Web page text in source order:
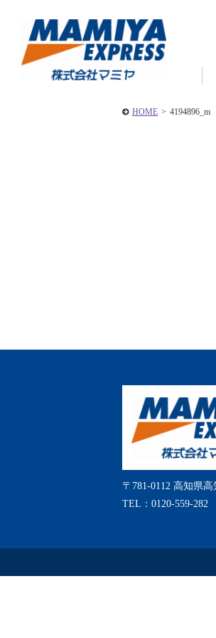
HOME > 4194896_m
〒781-0112 高知県
TEL：0120-559-282